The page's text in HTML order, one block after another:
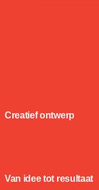
Creatief ontwerp
Van idee tot resultaat